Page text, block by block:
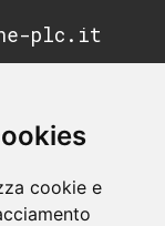
cookie e
plc.it